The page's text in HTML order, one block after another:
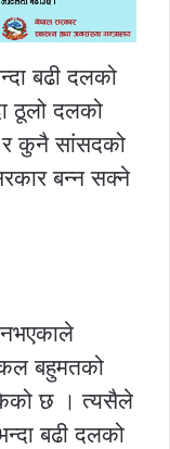
बढी दलको
ठूलो दलको
र कुनै सांसदको
बन्न सक्ने
बहुमतको
छ । त्यसैले
बढी दलको